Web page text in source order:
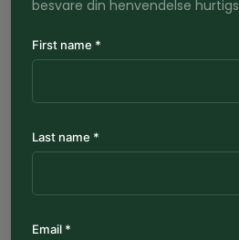
besvare din henvendelse
First name *
Last name *
Email *